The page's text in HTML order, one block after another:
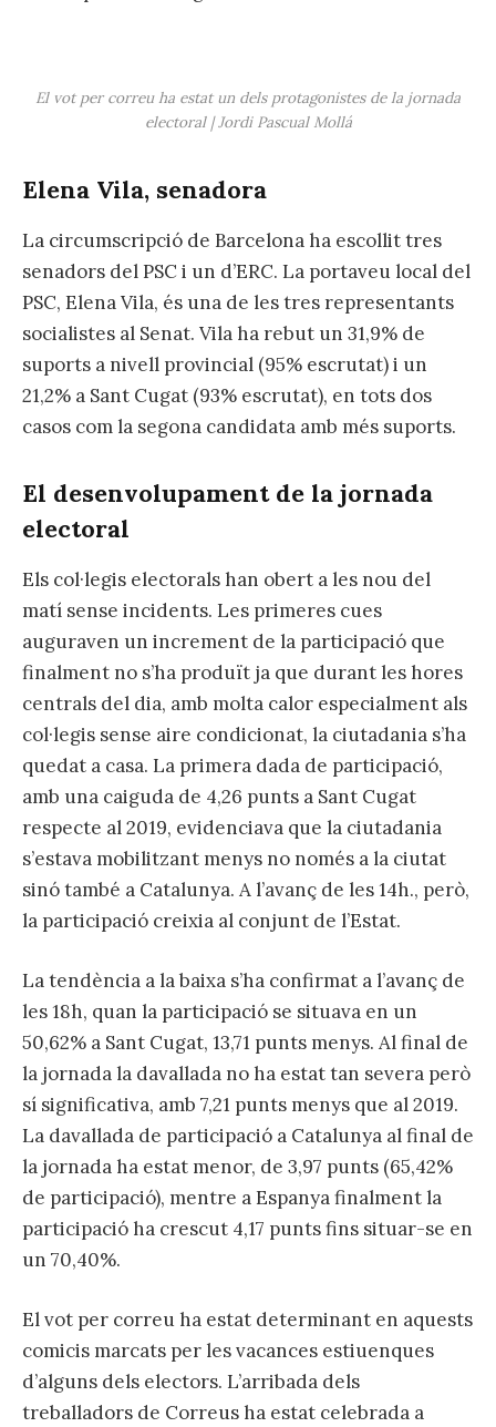
El vot per correu ha estat un dels protagonistes de la jornada
electoral | Jordi Pascual Mollá
Elena Vila, senadora
La circumscripció de Barcelona ha escollit tres
senadors del PSC i un d’ERC. La portaveu local del
PSC, Elena Vila, és una de les tres representants
socialistes al Senat. Vila ha rebut un 31,9% de
suports a nivell provincial (95% escrutat) i un
21,2% a Sant Cugat (93% escrutat), en tots dos
casos com la segona candidata amb més suports.
El desenvolupament de la jornada
electoral
Els col·legis electorals han obert a les nou del
matí sense incidents. Les primeres cues
auguraven un increment de la participació que
finalment no s’ha produït ja que durant les hores
centrals del dia, amb molta calor especialment als
col·legis sense aire condicionat, la ciutadania s’ha
quedat a casa. La primera dada de participació,
amb una caiguda de 4,26 punts a Sant Cugat
respecte al 2019, evidenciava que la ciutadania
s’estava mobilitzant menys no només a la ciutat
sinó també a Catalunya. A l’avanç de les 14h., però,
la participació creixia al conjunt de l’Estat.
La tendència a la baixa s’ha confirmat a l’avanç de
les 18h, quan la participació se situava en un
50,62% a Sant Cugat, 13,71 punts menys. Al final de
la jornada la davallada no ha estat tan severa però
sí significativa, amb 7,21 punts menys que al 2019.
La davallada de participació a Catalunya al final de
la jornada ha estat menor, de 3,97 punts (65,42%
de participació), mentre a Espanya finalment la
participació ha crescut 4,17 punts fins situar-se en
un 70,40%.
El vot per correu ha estat determinant en aquests
comicis marcats per les vacances estiuenques
d’alguns dels electors. L’arribada dels
treballadors de Correus ha estat celebrada a